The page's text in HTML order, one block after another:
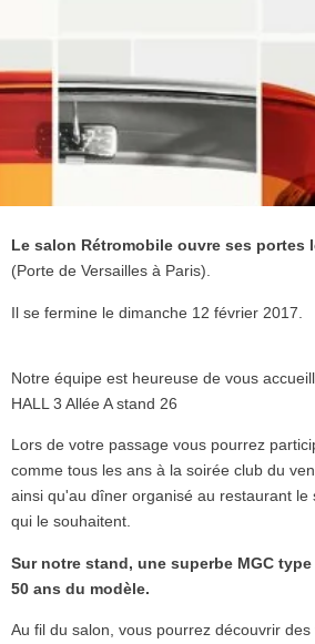
Le salon Rétromobile ouvre ses portes
(Porte de Versailles à Paris).
Il se fermine le dimanche 12 février 2017.
Notre équipe est heureuse de vous
HALL 3 Allée A stand 26
Lors de votre passage vous pourrez
comme tous les ans à la soirée club du
ainsi qu'au dîner organisé au restaurant le
qui le souhaitent.
Sur notre stand, une superbe MGC
50 ans du modèle.
Au fil du salon, vous pourrez découvrir